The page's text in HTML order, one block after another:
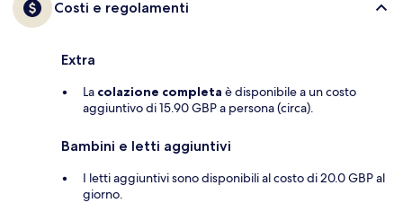
Costi e regolamenti
Extra
La colazione completa è disponibile a un costo
aggiuntivo di 15.90 GBP a persona (circa).
Bambini e letti aggiuntivi
I letti aggiuntivi sono disponibili al costo di 20.0 GBP al
giorno.